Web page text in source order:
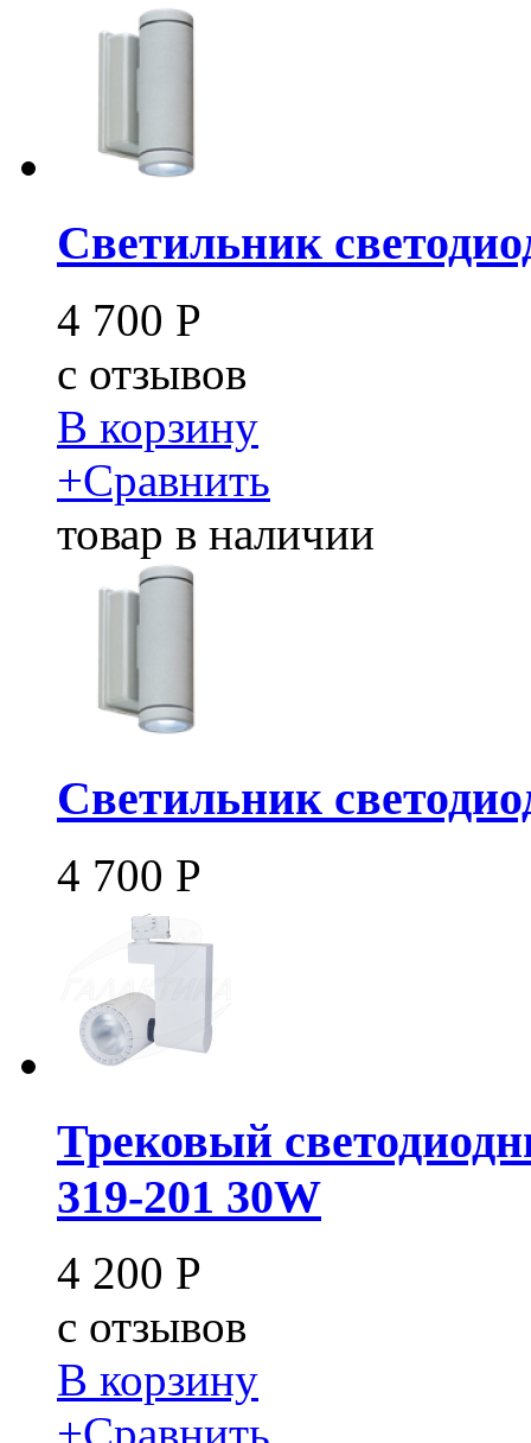
Светильник
4 700 Р
c отзывов
В корзину
+Сравнить
товар в наличии
Светильник
4 700 Р
Трековый
319-201 30W
4 200 Р
c отзывов
В корзину